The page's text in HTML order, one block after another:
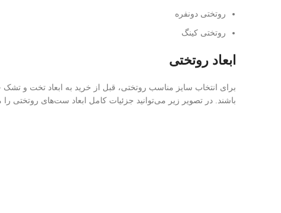
روتختی دونفره
روتختی کینگ
ابعاد روتختی
برای انتخاب سایز مناسب روتختی، قبل از خرید به ابعاد تخت و
باشند. در تصویر زیر می‌توانید جزئیات کامل ابعاد ست‌های روتختی را